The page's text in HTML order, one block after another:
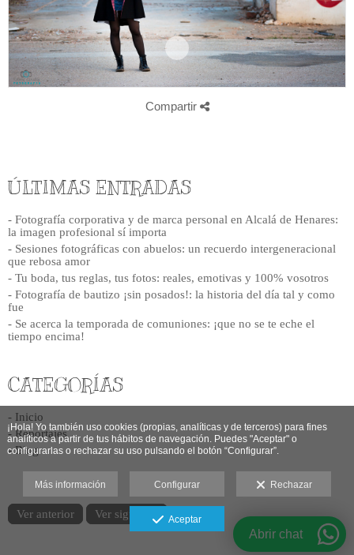
Compartir
ÚLTIMAS ENTRADAS
- Fotografía corporativa y de marca personal en Alcalá de Henares:
la imagen profesional sí importa
- Sesiones fotográficas con abuelos: un recuerdo intergeneracional
que rebosa amor
- Tu boda, tus reglas, tus fotos: reales, emotivas y 100% vosotros
- Fotografía de bautizo ¡sin posados!: la historia del día tal y como
fue
- Se acerca la temporada de comuniones: ¡que no se te eche el
tiempo encima!
CATEGORÍAS
- Inicio
- Reportajes
- Blog
Ver anterior Ver siguiente
¡Hola! Yo también uso cookies (propias, analíticas y de terceros) para fines
analíticos a partir de tus hábitos de navegación. Puedes "Aceptar" o
configurarlas o rechazar su uso pulsando el botón “Configurar”.
Más información Configurar Rechazar
Aceptar
Abrir chat